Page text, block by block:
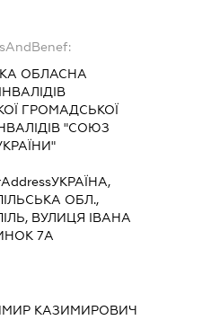
ОБЛАСНА
ГРОМАДСЬКОЇ
"СОЮЗ
УКРАЇНА,
ОБЛ.,
ВУЛИЦЯ ІВАНА
7А
КАЗИМИРОВИЧ